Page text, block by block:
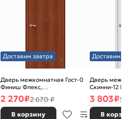
Доставим завтра
Дверь межкомнатная Гост-0
Финиш Флекс,
Ламинированные Л-11
(ИталОрех), глухая, каркасно-
щитовая
2 270₽2 670 ₽
В корзину
Доставим
Дверь
Скинни-12
глухая,
3 803₽5
В